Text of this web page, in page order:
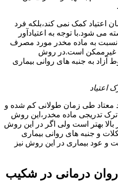
اعتیاد کمک نمی کند،بلکه فرد
می شود.با توجه به اعتیادآور
نسبت به ماده مخدر مورد مصرف
غیرممکن است.در روش
به جنبه های روانی بیماری
اعتیاد
طی زمان طولانی کم شده و
تدریجی ماده مخدر،این روش
بهتر است ولی اگر در این روش
و جنبه های روانی بیماری
و عود بیماری در این روش نیز
روان درمانی در شکیب